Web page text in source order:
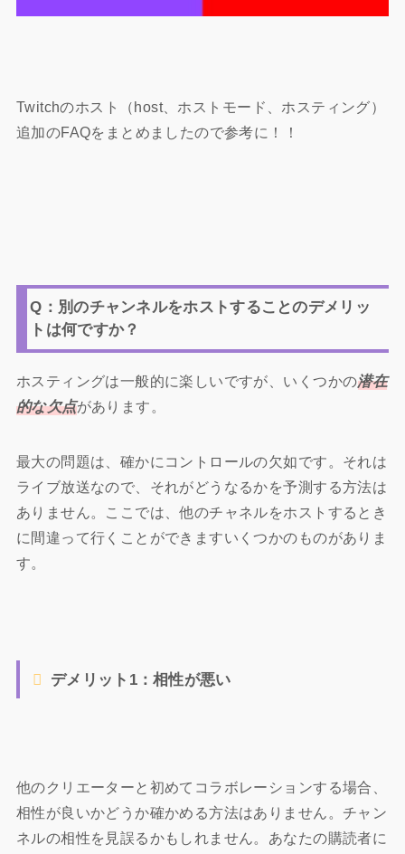
Twitchのホスト（host、ホストモード、ホスティング）
追加のFAQをまとめましたので参考に！！
Q：別のチャンネルをホストすることのデメリッ
トは何ですか？
ホスティングは一般的に楽しいですが、いくつかの潜在
的な欠点があります。
最大の問題は、確かにコントロールの欠如です。それは
ライブ放送なので、それがどうなるかを予測する方法は
ありません。ここでは、他のチャネルをホストするとき
に間違って行くことができますいくつかのものがありま
す。
デメリット1：相性が悪い
他のクリエーターと初めてコラボレーションする場合、
相性が良いかどうか確かめる方法はありません。チャン
ネルの相性を見誤るかもしれません。あなたの購読者に